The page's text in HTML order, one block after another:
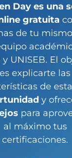
Day es una
gratuita
de tu
y UNISEB. El
es explicarte las
de esta
y
para
al máximo tus
certificaciones.